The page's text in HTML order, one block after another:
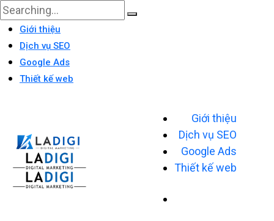
Giới thiệu
Dịch vụ SEO
Google Ads
Thiết kế web
Giới thiệu
Dịch vụ SEO
Google Ads
Thiết kế web